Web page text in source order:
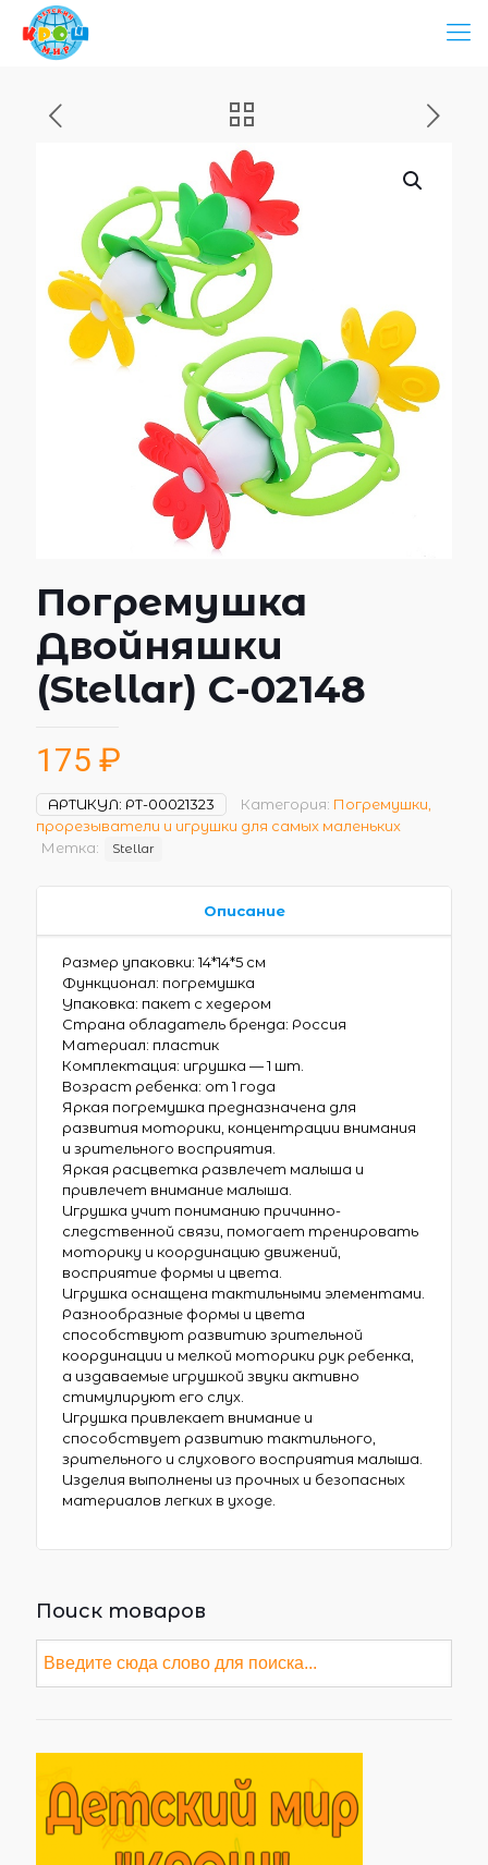
Погремушка
Двойняшки
(Stellar) С-02148
175 ₽
АРТИКУЛ: РТ-00021323 Категория: Погремушки,
прорезыватели и игрушки для самых маленьких
Метка:
Stellar
Описание
Размер упаковки: 14*14*5 см
Функционал: погремушка
Упаковка: пакет с хедером
Страна обладатель бренда: Россия
Материал: пластик
Комплектация: игрушка — 1 шт.
Возраст ребенка: от 1 года
Яркая погремушка предназначена для
развития моторики, концентрации внимания
и зрительного восприятия.
Яркая расцветка развлечет малыша и
привлечет внимание малыша.
Игрушка учит пониманию причинно-
следственной связи, помогает тренировать
моторику и координацию движений,
восприятие формы и цвета.
Игрушка оснащена тактильными элементами.
Разнообразные формы и цвета
способствуют развитию зрительной
координации и мелкой моторики рук ребенка,
а издаваемые игрушкой звуки активно
стимулируют его слух.
Игрушка привлекает внимание и
способствует развитию тактильного,
зрительного и слухового восприятия малыша.
Изделия выполнены из прочных и безопасных
материалов легких в уходе.
Поиск товаров